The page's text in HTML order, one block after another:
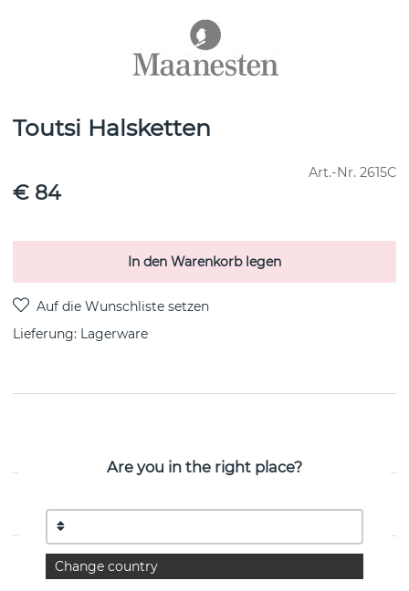
Toutsi Halsketten
Art.-Nr. 2615C
€ 84
In den Warenkorb legen
Lieferung: Lagerware
Are you in the right place?
Change country